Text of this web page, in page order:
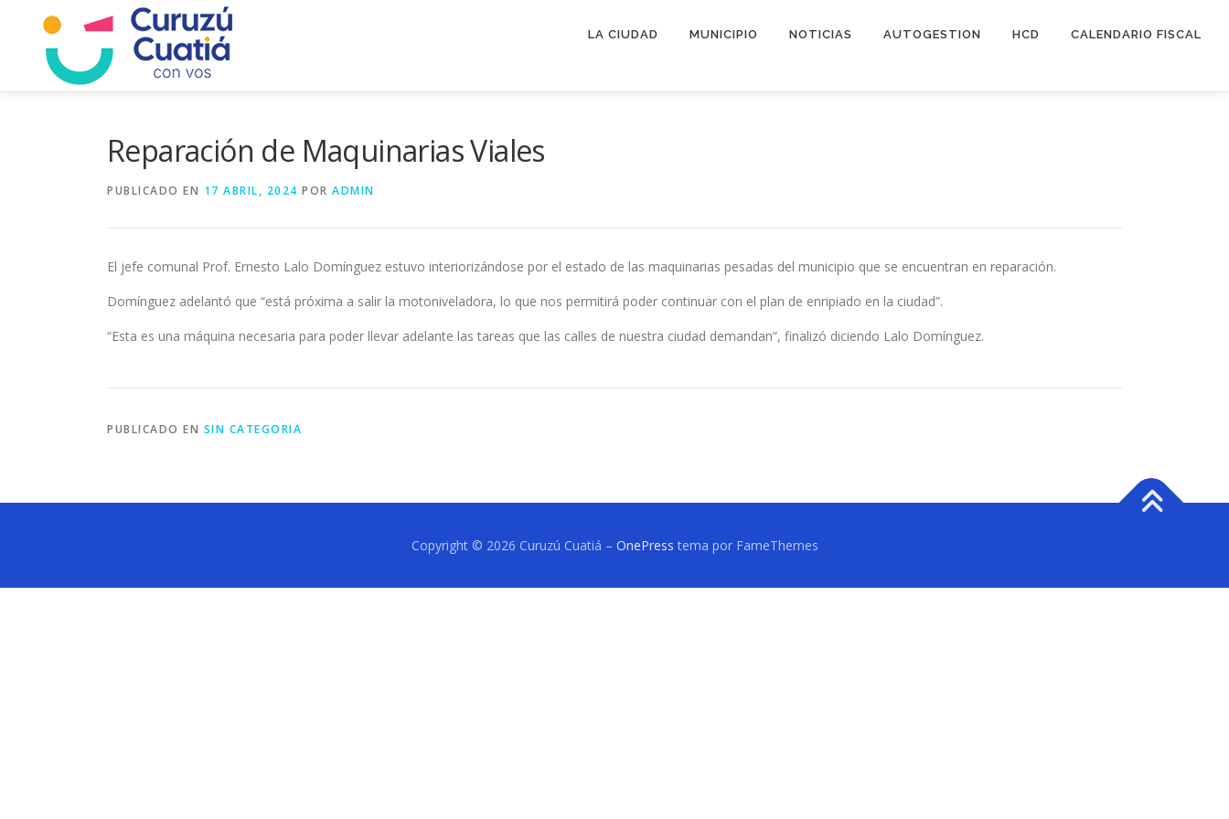
contenido
LA CIUDAD MUNICIPIO NOTICIAS AUTOGESTION HCD CALENDARIO FISCAL
Reparación de Maquinarias Viales
PUBLICADO EN 17 ABRIL, 2024 POR ADMIN
El jefe comunal Prof. Ernesto Lalo Domínguez estuvo interiorizándose por el estado de las maquinarias pesadas del municipio que se encuentran en reparación.
Domínguez adelantó que “está próxima a salir la motoniveladora, lo que nos permitirá poder continuar con el plan de enripiado en la ciudad”.
“Esta es una máquina necesaria para poder llevar adelante las tareas que las calles de nuestra ciudad demandan”, finalizó diciendo Lalo Domínguez.
PUBLICADO EN SIN CATEGORIA
Copyright © 2026 Curuzú Cuatiá – OnePress tema por FameThemes